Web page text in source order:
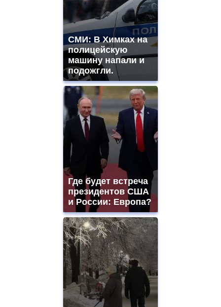
СМИ: В Химках на
полицейскую
машину напали и
подожгли.
Где будет встреча
президентов США
и России: Европа?